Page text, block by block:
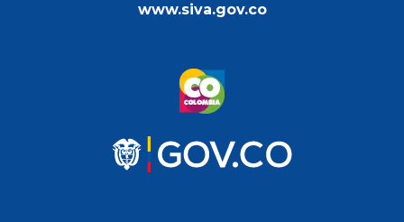
www.siva.gov.co